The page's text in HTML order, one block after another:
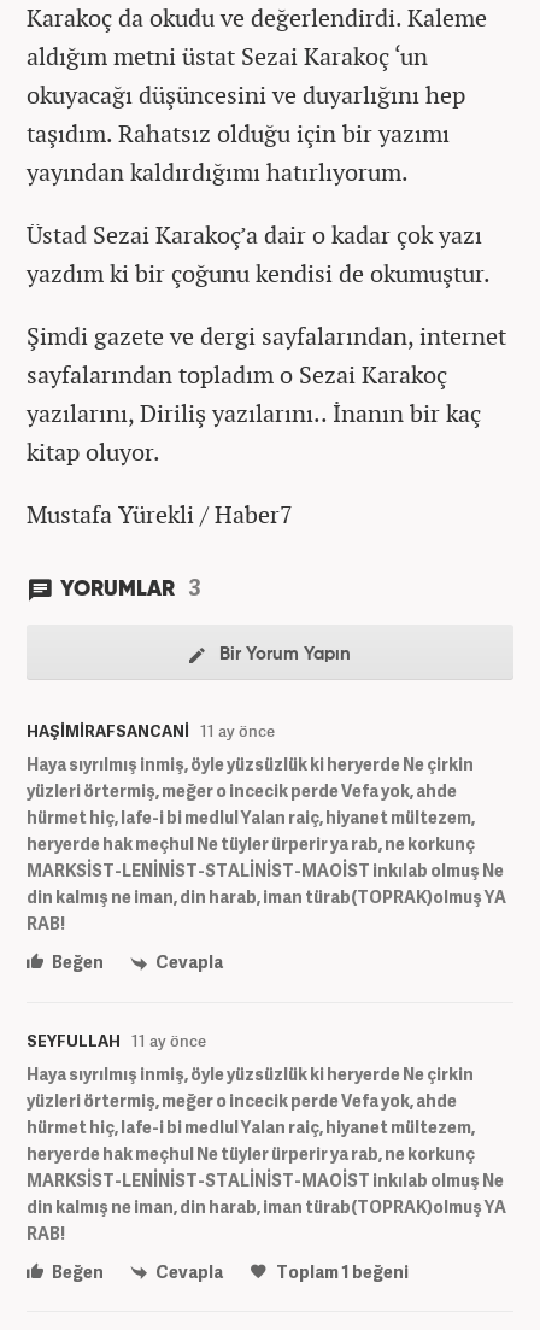
Karakoç da okudu ve değerlendirdi. Kaleme
aldığım metni üstat Sezai Karakoç ‘un
okuyacağı düşüncesini ve duyarlığını hep
taşıdım. Rahatsız olduğu için bir yazımı
yayından kaldırdığımı hatırlıyorum.
Üstad Sezai Karakoç’a dair o kadar çok yazı
yazdım ki bir çoğunu kendisi de okumuştur.
Şimdi gazete ve dergi sayfalarından, internet
sayfalarından topladım o Sezai Karakoç
yazılarını, Diriliş yazılarını.. İnanın bir kaç
kitap oluyor.
Mustafa Yürekli / Haber7
YORUMLAR 3
Bir Yorum Yapın
HAŞİMİRAFSANCANİ 11 ay önce
Haya sıyrılmış inmiş, öyle yüzsüzlük ki heryerde Ne çirkin
yüzleri örtermiş, meğer o incecik perde Vefa yok, ahde
hürmet hiç, lafe-i bi medlul Yalan raiç, hiyanet mültezem,
heryerde hak meçhul Ne tüyler ürperir ya rab, ne korkunç
MARKSİST-LENİNİST-STALİNİST-MAOİST inkılab olmuş Ne
din kalmış ne iman, din harab, iman türab(TOPRAK)olmuş YA
RAB!
Beğen
Cevapla
SEYFULLAH 11 ay önce
Haya sıyrılmış inmiş, öyle yüzsüzlük ki heryerde Ne çirkin
yüzleri örtermiş, meğer o incecik perde Vefa yok, ahde
hürmet hiç, lafe-i bi medlul Yalan raiç, hiyanet mültezem,
heryerde hak meçhul Ne tüyler ürperir ya rab, ne korkunç
MARKSİST-LENİNİST-STALİNİST-MAOİST inkılab olmuş Ne
din kalmış ne iman, din harab, iman türab(TOPRAK)olmuş YA
RAB!
Beğen
Cevapla Toplam1 beğeni